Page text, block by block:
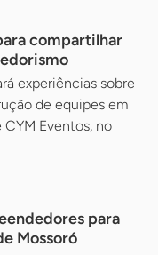
compartilhar
experiências sobre
de equipes em
Eventos, no
para
Mossoró